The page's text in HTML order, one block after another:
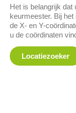
Het is belangrijk dat
keurmeester. Bij
de X- en Y-
u de coördinaten
Locatiezoeker